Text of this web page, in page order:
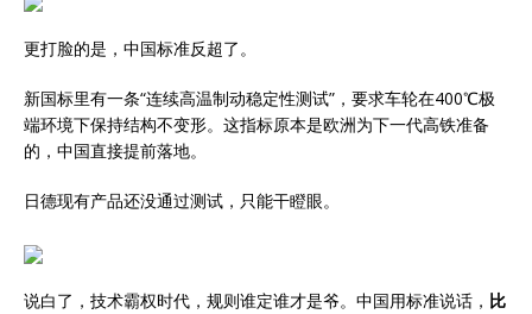
更打脸的是，中国标准反超了。
新国标里有一条“连续高温制动稳定性测试”，要求车轮在400℃极
端环境下保持结构不变形。这指标原本是欧洲为下一代高铁准备
的，中国直接提前落地。
日德现有产品还没通过测试，只能干瞪眼。
说白了，技术霸权时代，规则谁定谁才是爷。中国用标准说话， 比